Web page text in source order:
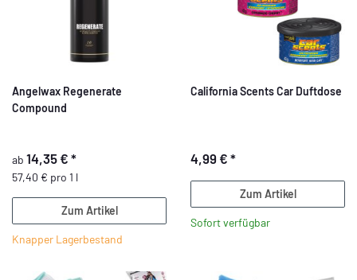
Angelwax Regenerate
Compound
ab 14,35 € *
57,40 € pro 1 l
Zum Artikel
Knapper Lagerbestand
California Scents Car Duftdose
4,99 € *
Zum Artikel
Sofort verfügbar